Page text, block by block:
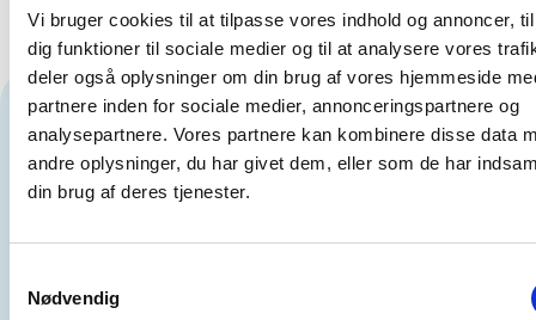
Vi bruger cookies til at tilpasse vores indhold og annoncer,
dig funktioner til sociale medier og til at analysere vores
deler også oplysninger om din brug af vores hjemmeside
partnere inden for sociale medier, annonceringspartnere og
analysepartnere. Vores partnere kan kombinere disse data
andre oplysninger, du har givet dem, eller som de har
din brug af deres tjenester.
Nødvendig
herhjemme. Men vi skal gøre det påden rigtige måde”.
Green Power Denmark vil udfase
elafgiften
Danmark har Europas højeste elafgift. Ved indgangen til
kr. om året og i alt 3806 kr. årligt til elafgift.